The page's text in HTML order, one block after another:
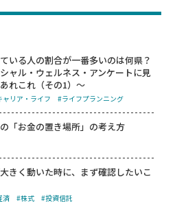
いる人の割合が一番多いのは何県？
ャル・ウェルネス・アンケートに見
れこれ（その1）～
ャリア・ライフ #ライフプランニング
「お金の置き場所」の考え方
きく動いた時に、まず確認したいこ
済 #株式 #投資信託